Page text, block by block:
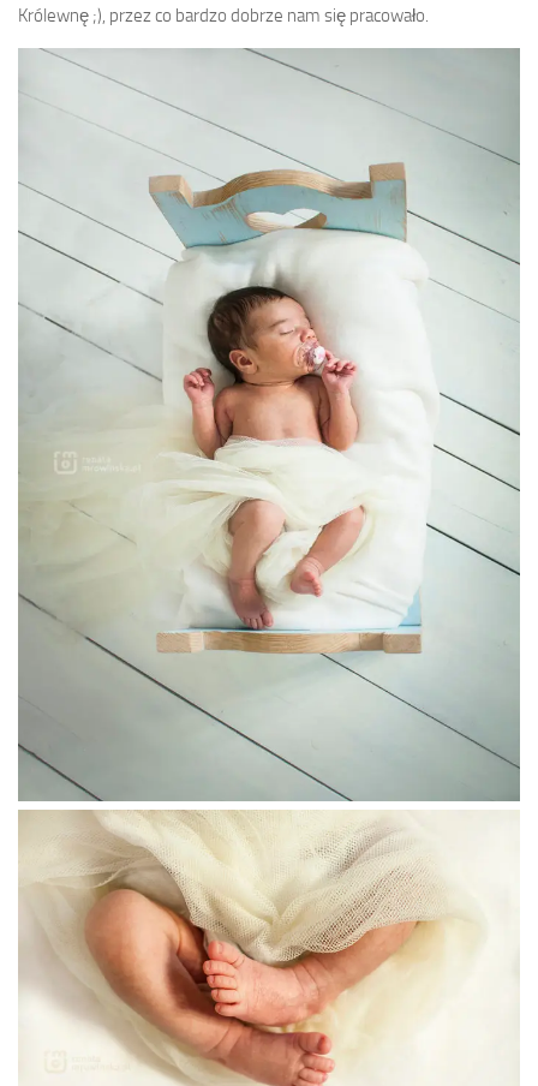
Królewnę ;), przez co bardzo dobrze nam się pracowało.